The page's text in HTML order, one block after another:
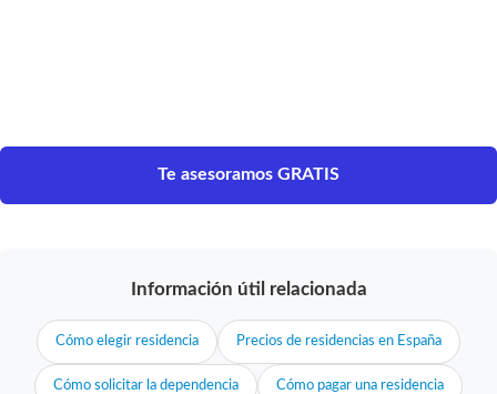
Te asesoramos GRATIS
Información útil relacionada
Cómo elegir residencia Precios de residencias en España
Cómo solicitar la dependencia Cómo pagar una residencia